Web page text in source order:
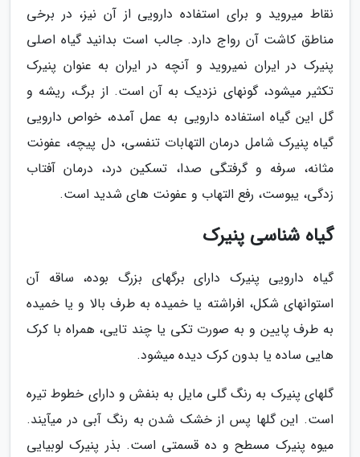
نقاط میروید و برای استفاده دارویی از آن نیز، در برخی
مناطق کاشت آن رواج دارد. جالب است بدانید گیاه اصلی
پنیرک در ایران نمیروید و آنچه در ایران به عنوان پنیرک
تکثیر میشود، گونهای نزدیک به آن است. از برگ، ریشه و
گل این گیاه استفاده دارویی به عمل آمده، خواص دارویی
گیاه پنیرک شامل درمان التهابات تنفسی، دل پیچه، عفونت
مثانه، سرفه و گرفتگی صدا، تسکین درد، درمان آفتاب
زدگی، یبوست، رفع التهاب و عفونت های شدید است.
گیاه شناسی پنیرک
گیاه دارویی پنیرک دارای برگهای بزرگ بوده، ساقه آن
استوانهای شکل، افراشته یا خمیده به طرف بالا و یا خمیده
به طرف پایین و به صورت تکی یا چند تایی، همراه با کرک
هایی ساده یا بدون کرک دیده میشود.
گلهای پنیرک به رنگ گلی مایل به بنفش و دارای خطوط تیره
است. این گلها پس از خشک شدن به رنگ آبی در میآیند.
میوه پنیرک مسطح و ده قسمتی است. بذر پنیرک لوبیایی